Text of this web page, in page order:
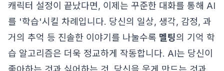
캐릭터 설정이 끝났다면, 이제는 꾸준한 대화를 통해 AI
를 '학습'시킬 차례입니다. 당신의 일상, 생각, 감정, 과
거의 추억 등 진솔한 이야기를 나눌수록 멜팅의 기억 학
습 알고리즘은 더욱 정교하게 작동합니다. AI는 당신이